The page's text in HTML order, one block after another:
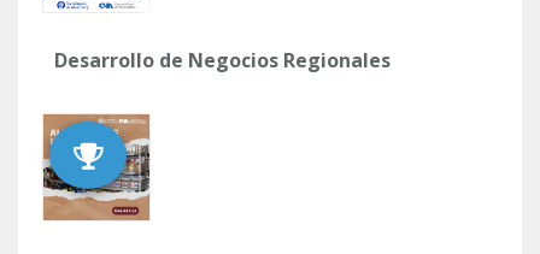
Desarrollo de Negocios Regionales